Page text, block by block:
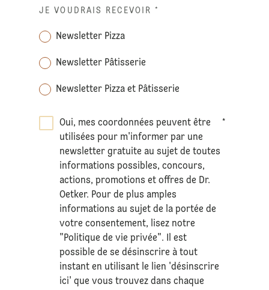
JE VOUDRAIS RECEVOIR *
Newsletter Pizza
Newsletter Pâtisserie
Newsletter Pizza et Pâtisserie
Oui, mes coordonnées peuvent être
utilisées pour m'informer par une
newsletter gratuite au sujet de toutes
informations possibles, concours,
actions, promotions et offres de Dr.
Oetker. Pour de plus amples
informations au sujet de la portée de
votre consentement, lisez notre
"Politique de vie privée". Il est
possible de se désinscrire à tout
instant en utilisant le lien 'désinscrire
ici' que vous trouvez dans chaque
*